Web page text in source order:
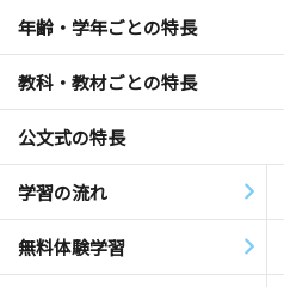
年齢・学年ごとの特長
教科・教材ごとの特長
公文式の特長
学習の流れ
無料体験学習